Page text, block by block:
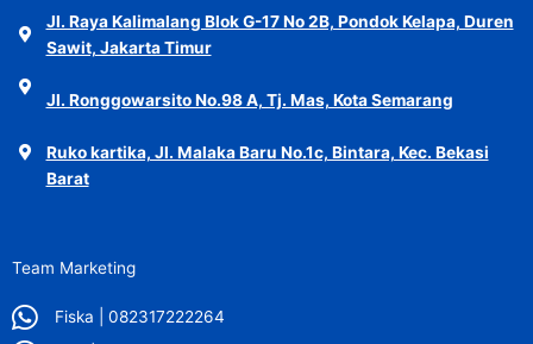
Jl. Raya Kalimalang Blok G-17 No 2B, Pondok Kelapa, Duren
Sawit, Jakarta Timur
Jl. Ronggowarsito No.98 A, Tj. Mas, Kota Semarang
Ruko kartika, Jl. Malaka Baru No.1c, Bintara, Kec. Bekasi
Barat
Team Marketing
Fiska | 082317222264